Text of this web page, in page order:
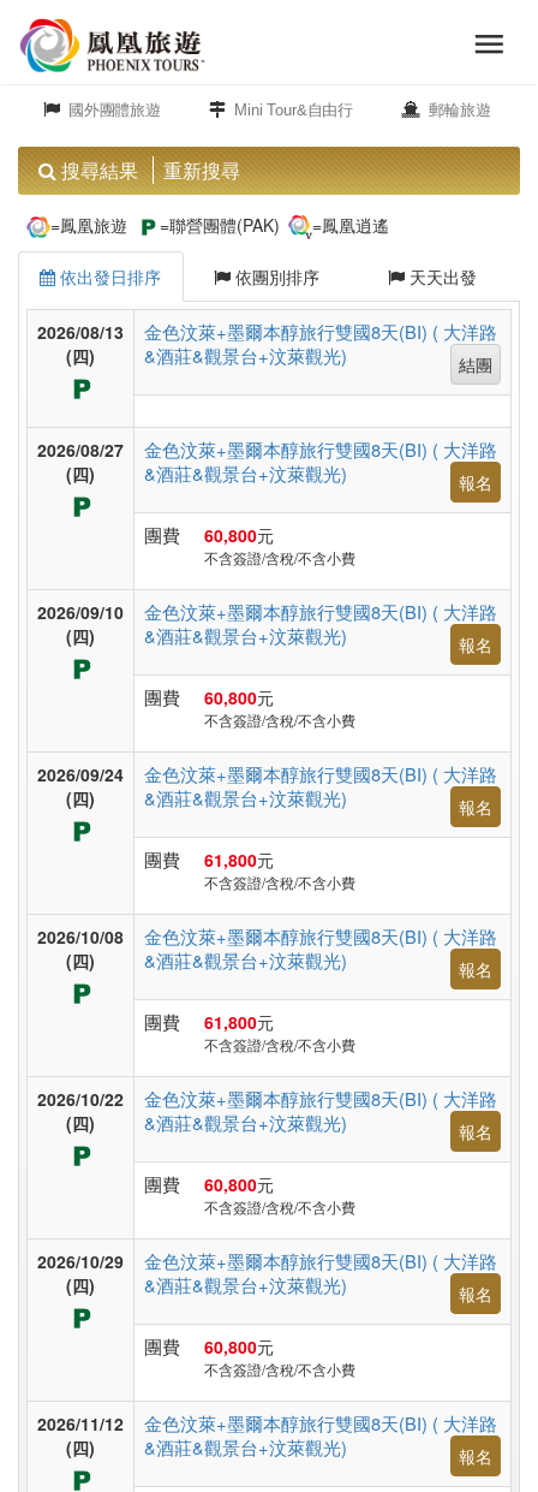
menu
國外團體旅遊 Mini Tour&自由行 郵輪旅遊
旅
道
close
歐
洲
美
島
非
南
亞
本
搜尋結果 重新搜尋
=鳳凰旅遊 =聯營團體(PAK) =鳳凰逍遙
依出發日排序 依團別排序 天天出發
2026/08/13
(四)
金色汶萊+墨爾本醇旅行雙國8天(BI) ( 大洋路
&酒莊&觀景台+汶萊觀光)
結團
2026/08/27
(四)
金色汶萊+墨爾本醇旅行雙國8天(BI) ( 大洋路
&酒莊&觀景台+汶萊觀光)
報名
團費 60,800元
不含簽證/含稅/不含小費
2026/09/10
(四)
金色汶萊+墨爾本醇旅行雙國8天(BI) ( 大洋路
&酒莊&觀景台+汶萊觀光)
報名
團費 60,800元
不含簽證/含稅/不含小費
2026/09/24
(四)
金色汶萊+墨爾本醇旅行雙國8天(BI) ( 大洋路
&酒莊&觀景台+汶萊觀光)
報名
團費 61,800元
不含簽證/含稅/不含小費
2026/10/08
(四)
金色汶萊+墨爾本醇旅行雙國8天(BI) ( 大洋路
&酒莊&觀景台+汶萊觀光)
報名
團費 61,800元
不含簽證/含稅/不含小費
2026/10/22
(四)
金色汶萊+墨爾本醇旅行雙國8天(BI) ( 大洋路
&酒莊&觀景台+汶萊觀光)
報名
團費 60,800元
不含簽證/含稅/不含小費
2026/10/29
(四)
金色汶萊+墨爾本醇旅行雙國8天(BI) ( 大洋路
&酒莊&觀景台+汶萊觀光)
報名
團費 60,800元
不含簽證/含稅/不含小費
2026/11/12
(四)
金色汶萊+墨爾本醇旅行雙國8天(BI) ( 大洋路
&酒莊&觀景台+汶萊觀光)
報名